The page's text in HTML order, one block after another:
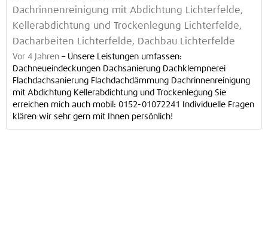
Dachrinnenreinigung mit Abdichtung Lichterfelde,
Kellerabdichtung und Trockenlegung Lichterfelde,
Dacharbeiten Lichterfelde, Dachbau Lichterfelde
Vor 4 Jahren – Unsere Leistungen umfassen:
Dachneueindeckungen Dachsanierung Dachklempnerei
Flachdachsanierung Flachdachdämmung Dachrinnenreinigung
mit Abdichtung Kellerabdichtung und Trockenlegung Sie
erreichen mich auch mobil: 0152-01072241 Individuelle Fragen
klären wir sehr gern mit Ihnen persönlich!